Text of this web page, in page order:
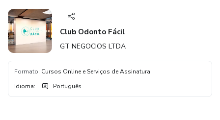
Club Odonto Fácil
GT NEGOCIOS LTDA
Formato: Cursos Online e Serviços de Assinatura
Idioma: Português